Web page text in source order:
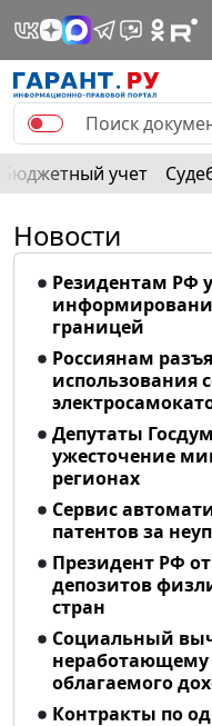
Бюджетный учет
Новости
Резидентам РФ
границей
Россиянам
использования
Депутаты
ужесточение
регионах
Сервис
патентов за
Президент РФ
депозитов
стран
Социальный
неработающему
облагаемого
Контракты по